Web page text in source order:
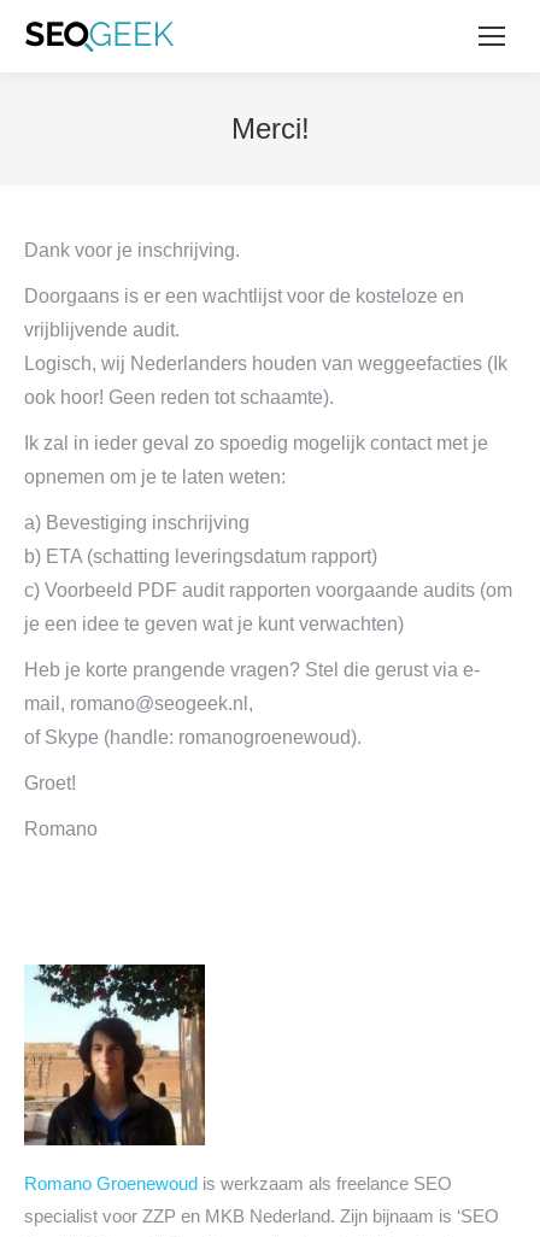
Merci!
Dank voor je inschrijving.
Doorgaans is er een wachtlijst voor de kosteloze en
vrijblijvende audit.
Logisch, wij Nederlanders houden van weggeefacties (Ik
ook hoor! Geen reden tot schaamte).
Ik zal in ieder geval zo spoedig mogelijk contact met je
opnemen om je te laten weten:
a) Bevestiging inschrijving
b) ETA (schatting leveringsdatum rapport)
c) Voorbeeld PDF audit rapporten voorgaande audits (om
je een idee te geven wat je kunt verwachten)
Heb je korte prangende vragen? Stel die gerust via e-
mail, romano@seogeek.nl ,
of Skype (handle: romanogroenewoud).
Groet!
Romano
Romano Groenewoud is werkzaam als freelance SEO
specialist voor ZZP en MKB Nederland. Zijn bijnaam is ‘SEO